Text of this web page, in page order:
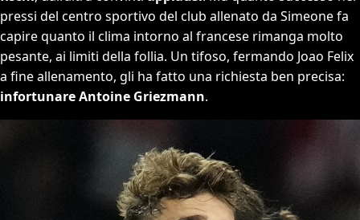
pressi del centro sportivo del club allenato da Simeone fa
capire quanto il clima intorno al francese rimanga molto
pesante, ai limiti della follia. Un tifoso, fermando Joao Felix
a fine allenamento, gli ha fatto una richiesta ben precisa:
infortunare Antoine Griezmann.